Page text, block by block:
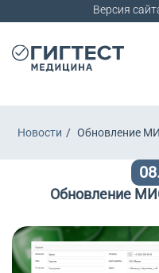
Версия
Новости Обновление
Обновление